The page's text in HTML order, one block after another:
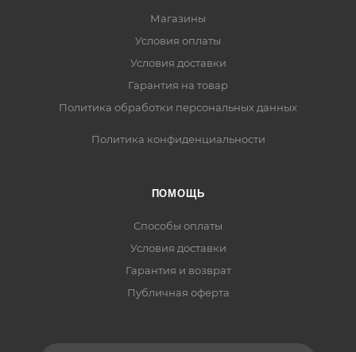
Магазины
Условия оплаты
Условия доставки
Гарантия на товар
Политика обработки персональных данных
Политика конфиденциальности
ПОМОЩЬ
Способы оплаты
Условия доставки
Гарантия и возврат
Публичная оферта